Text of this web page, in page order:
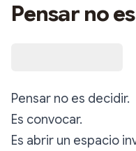
Pensar no
Pensar no es decidir.
Es convocar.
Es abrir un espacio